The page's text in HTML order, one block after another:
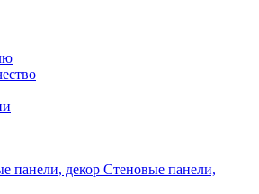
Стеновые панели,